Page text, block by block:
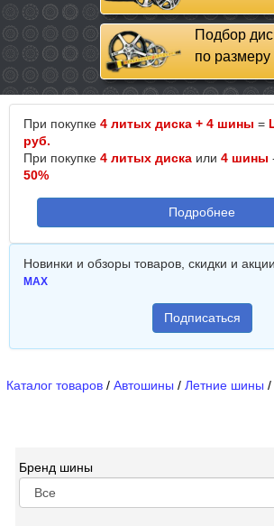
Подбор
по размеру
При покупке 4 литых диска + 4 шины =
руб.
При покупке 4 литых диска или 4 шины
50%
Подробнее
Новинки и обзоры товаров, скидки и
MAX
Подписаться
Каталог товаров / Автошины / Летние шины /
Бренд шины